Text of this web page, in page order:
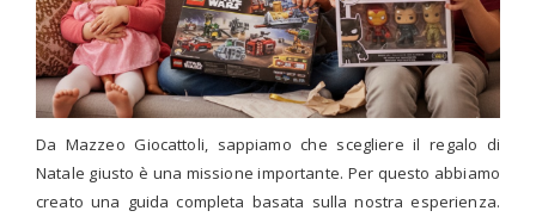
Da Mazzeo Giocattoli, sappiamo che scegliere il regalo di
Natale giusto è una missione importante. Per questo abbiamo
creato una guida completa basata sulla nostra esperienza.